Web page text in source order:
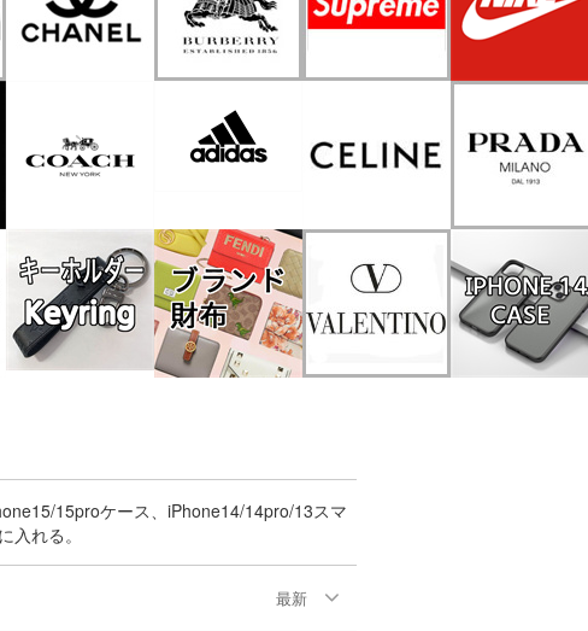
15proケース、iPhone14/14pro/13スマ
れる。
最新